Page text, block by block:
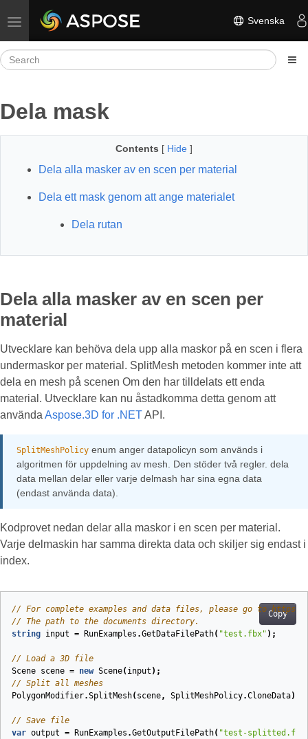
Toggle navigation Svenska
Dela mask
Contents [ Hide ]
Dela alla masker av en scen per material
Dela ett mask genom att ange materialet
Dela rutan
Dela alla masker av en scen per
material
Utvecklare kan behöva dela upp alla maskor på en scen i flera
undermaskor per material. SplitMesh metoden kommer inte att
dela en mesh på scenen Om den har tilldelats ett enda
material. Utvecklare kan nu åstadkomma detta genom att
använda Aspose.3D for .NETAPI.
SplitMeshPolicy enum anger datapolicyn som används i
algoritmen för uppdelning av mesh. Den stöder två regler. dela
data mellan delar eller varje delmash har sina egna data
(endast använda data).
Kodprovet nedan delar alla maskor i en scen per material.
Varje delmaskin har samma direkta data och skiljer sig endast i
index.
Copy
// For complete examples and data files, please go to https://
// The path to the documents directory.
string input = RunExamples .GetDataFilePath( "test.fbx" );
// Load a 3D file
Scene scene = new Scene( input );
// Split all meshes
PolygonModifier.SplitMesh( scene, SplitMeshPolicy.CloneData);
// Save file
var output = RunExamples .GetOutputFilePath( "test-